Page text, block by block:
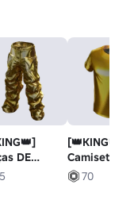
DE
[👑KING👑]
Camiseta
DORADA
70